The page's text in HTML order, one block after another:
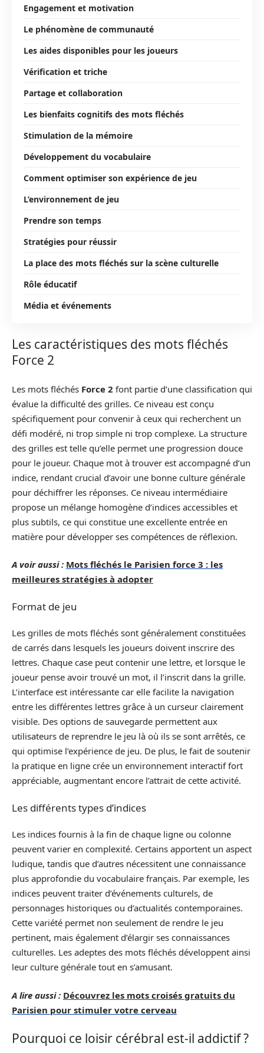
Engagement et motivation
Le phénomène de communauté
Les aides disponibles pour les joueurs
Vérification et triche
Partage et collaboration
Les bienfaits cognitifs des mots fléchés
Stimulation de la mémoire
Développement du vocabulaire
Comment optimiser son expérience de jeu
L’environnement de jeu
Prendre son temps
Stratégies pour réussir
La place des mots fléchés sur la scène culturelle
Rôle éducatif
Média et événements
Les caractéristiques des mots fléchés
Force 2
Les mots fléchés Force 2 font partie d’une classification qui
évalue la difficulté des grilles. Ce niveau est conçu
spécifiquement pour convenir à ceux qui recherchent un
défi modéré, ni trop simple ni trop complexe. La structure
des grilles est telle qu’elle permet une progression douce
pour le joueur. Chaque mot à trouver est accompagné d’un
indice, rendant crucial d’avoir une bonne culture générale
pour déchiffrer les réponses. Ce niveau intermédiaire
propose un mélange homogène d’indices accessibles et
plus subtils, ce qui constitue une excellente entrée en
matière pour développer ses compétences de réflexion.
A voir aussi : Mots fléchés le Parisien force 3 : les
meilleures stratégies à adopter
Format de jeu
Les grilles de mots fléchés sont généralement constituées
de carrés dans lesquels les joueurs doivent inscrire des
lettres. Chaque case peut contenir une lettre, et lorsque le
joueur pense avoir trouvé un mot, il l’inscrit dans la grille.
L’interface est intéressante car elle facilite la navigation
entre les différentes lettres grâce à un curseur clairement
visible. Des options de sauvegarde permettent aux
utilisateurs de reprendre le jeu là où ils se sont arrêtés, ce
qui optimise l’expérience de jeu. De plus, le fait de soutenir
la pratique en ligne crée un environnement interactif fort
appréciable, augmentant encore l’attrait de cette activité.
Les différents types d’indices
Les indices fournis à la fin de chaque ligne ou colonne
peuvent varier en complexité. Certains apportent un aspect
ludique, tandis que d’autres nécessitent une connaissance
plus approfondie du vocabulaire français. Par exemple, les
indices peuvent traiter d’événements culturels, de
personnages historiques ou d’actualités contemporaines.
Cette variété permet non seulement de rendre le jeu
pertinent, mais également d’élargir ses connaissances
culturelles. Les adeptes des mots fléchés développent ainsi
leur culture générale tout en s’amusant.
A lire aussi : Découvrez les mots croisés gratuits du
Parisien pour stimuler votre cerveau
Pourquoi ce loisir cérébral est-il addictif ?